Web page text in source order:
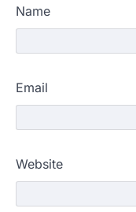
Name
Email
Website